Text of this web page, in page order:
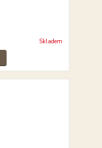
Skladem